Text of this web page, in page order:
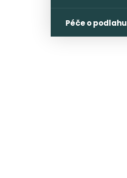
Péče o podlahu